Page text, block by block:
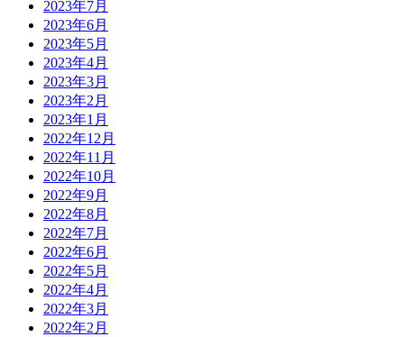
2023年7月
2023年6月
2023年5月
2023年4月
2023年3月
2023年2月
2023年1月
2022年12月
2022年11月
2022年10月
2022年9月
2022年8月
2022年7月
2022年6月
2022年5月
2022年4月
2022年3月
2022年2月